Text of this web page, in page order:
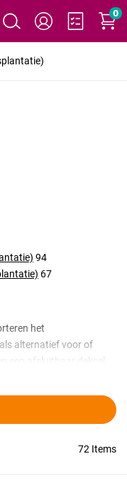
0
het
alternatief voor of
een afsluitbaar deksel
maat en het
filter, in diverse maten
72 Items
94
67